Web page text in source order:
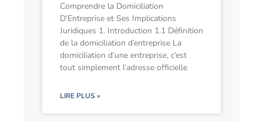
Comprendre la Domiciliation
D’Entreprise et Ses Implications
Juridiques 1. Introduction 1.1 Définition
de la domiciliation d’entreprise La
domiciliation d’une entreprise, c’est
tout simplement l’adresse officielle
LIRE PLUS »